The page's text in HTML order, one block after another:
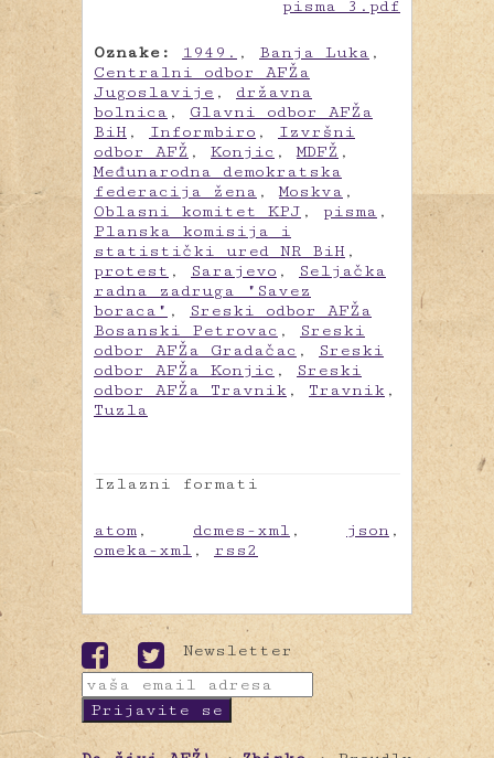
Oznake: 1949. , Banja Luka ,
Centralni odbor AFŽa
Jugoslavije , državna
bolnica , Glavni odbor AFŽa
BiH , Informbiro ,
Izvršni
odbor AFŽ , Konjic ,MDFŽ ,
Međunarodna demokratska
federacija žena ,Moskva ,
Oblasni komitet KPJ , pisma ,
Planska komisija i
statistički ured NR BiH ,
protest , Sarajevo ,
Seljačka
radna zadruga "Savez
boraca" ,
Sreski odbor AFŽa
Bosanski Petrovac ,
Sreski
odbor AFŽa Gradačac ,
Sreski
odbor AFŽa Konjic ,
Sreski
odbor AFŽa Travnik , Travnik ,
Tuzla
Izlazni formati
atom , dcmes-xml , json ,
omeka-xml , rss2
Newsletter